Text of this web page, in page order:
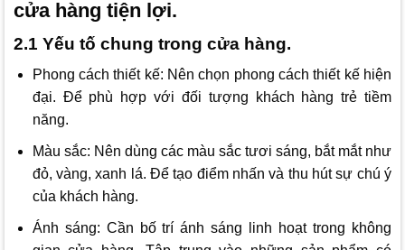
cửa hàng tiện lợi.
2.1 Yếu tố chung trong cửa hàng.
Phong cách thiết kế: Nên chọn phong cách thiết kế hiện
đại. Để phù hợp với đối tượng khách hàng trẻ tiềm
năng.
Màu sắc: Nên dùng các màu sắc tươi sáng, bắt mắt như
đỏ, vàng, xanh lá. Để tạo điểm nhấn và thu hút sự chú ý
của khách hàng.
Ánh sáng: Cần bố trí ánh sáng linh hoạt trong không